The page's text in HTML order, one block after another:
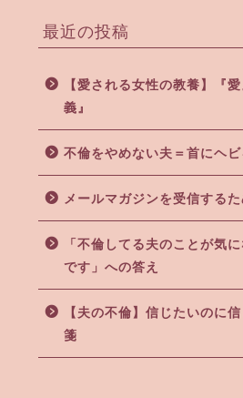
最近の投稿
【愛される女性の教養】『
義』
不倫をやめない夫＝首にヘ
メールマガジンを受信する
「不倫してる夫のことが気
です」への答え
【夫の不倫】信じたいのに
箋